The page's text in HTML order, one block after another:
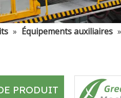
» Équipements auxiliaires »
PRODUIT